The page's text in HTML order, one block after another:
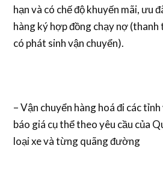
hạn và có chế độ khuyến mãi, ưu
hàng ký hợp đồng chạy nợ
có phát sinh vận chuyển).
– Vận chuyển hàng hoá đi các
báo giá cụ thể theo yêu cầu của
loại xe và từng quãng đường